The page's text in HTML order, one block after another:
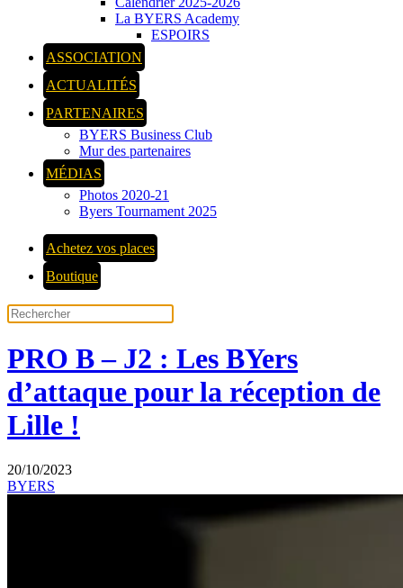
La BYERS Academy
ESPOIRS
ASSOCIATION
ACTUALITÉS
PARTENAIRES
BYERS Business Club
Mur des partenaires
MÉDIAS
Photos 2020-21
Byers Tournament 2025
Achetez vos places
Boutique
PRO B – J2 : Les BYers
d’attaque pour la réception de
Lille !
20/10/2023
BYERS